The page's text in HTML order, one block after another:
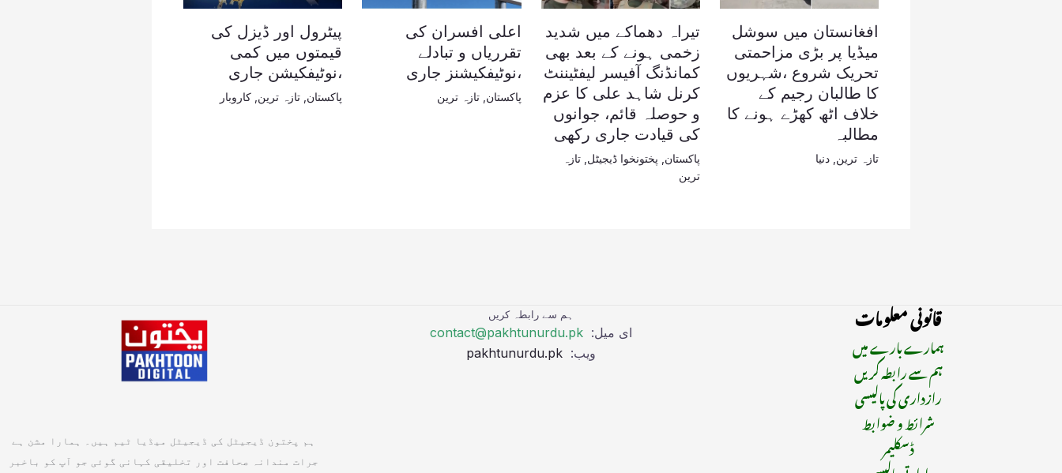
افغانستان میں سوشل
میڈیا پر بڑی مزاحمتی
تحریک شروع ،شہریوں
کا طالبان رجیم کے
خلاف اٹھ کھڑے ہونے کا
مطالبہ
تازہ ترین دنیا
تیراہ دھماکے میں شدید
زخمی ہونے کے بعد بھی
کمانڈنگ آفیسر لیفٹیننٹ
کرنل شاہد علی کا عزم
و حوصلہ قائم، جوانوں
کی قیادت جاری رکھی
پاکستان پختونخوا ڈیجیٹل ,تازہ
ترین
اعلی افسران کی
تقرریاں و تبادلے
،نوٹیفکیشنز جاری
پاکستان ,تازہ ترین
پیٹرول اور ڈیزل کی
قیمتوں میں کمی
،نوٹیفکیشن جاری
پاکستان تازہ ترین کاروبار
قانونی معلومات
ہمارے بارے میں
ہم سے رابطہ کریں
رازداری کی پالیسی
شرائط و ضوابط
ڈسکلیمر
ہم سے رابطہ کریں
ای میل: contact@pakhtunurdu.pk
ویب:
ہم پختون ڈیجیٹل کی ڈیجیٹل میڈیا ٹیم ہیں۔ ہمارا مشن ہے
جرات مندانہ صحافت اور تخلیقی کہانی گوئی جو آپ کو باخبر